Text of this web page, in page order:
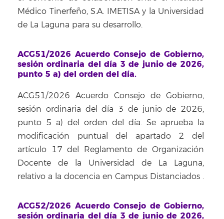
Médico Tinerfeño, S.A. IMETISA y la Universidad
de La Laguna para su desarrollo.
ACG51/2026 Acuerdo Consejo de Gobierno,
sesión ordinaria del día 3 de junio de 2026,
punto 5 a) del orden del día.
ACG51/2026 Acuerdo Consejo de Gobierno,
sesión ordinaria del día 3 de junio de 2026,
punto 5 a) del orden del día. Se aprueba la
modificación puntual del apartado 2 del
artículo 17 del Reglamento de Organización
Docente de la Universidad de La Laguna,
relativo a la docencia en Campus Distanciados .
ACG52/2026 Acuerdo Consejo de Gobierno,
sesión ordinaria del día 3 de junio de 2026,